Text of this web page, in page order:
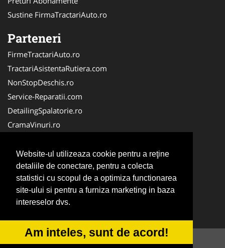
Website-ul utilizeaza cookie pentru a reţine
detaliile de conectare, pentru a colecta
statistici cu scopul de a optimiza functionarea
site-ului si pentru a furniza marketing in baza
intereselor dvs.
Am inteles, sunt de acord!
Sustine FirmaTractariAuto.ro
Parteneri
FirmeTractariAuto.ro
TractariAsistentaRutiera.com
NonStopDeschis.ro
Service-Reparatii.com
DetailingSpalatorie.ro
CramaVinuri.ro
FirmaPieseAuto.ro
Anvelope-Sh.com
CentruInchirieri.ro
CuratareHota.com